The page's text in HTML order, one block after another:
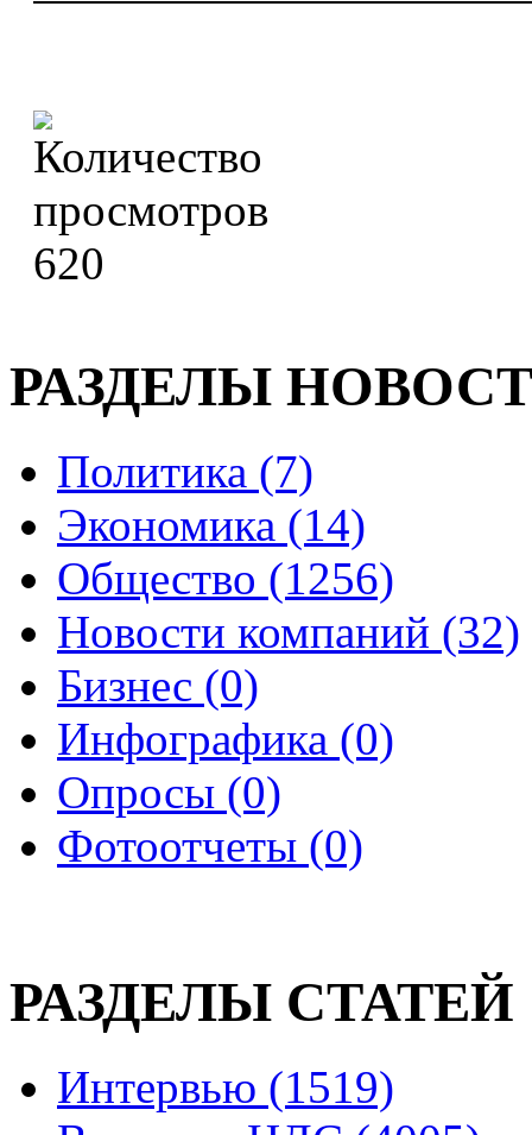
620
РАЗДЕЛЫ
Политика (7)
Экономика (14)
Общество (1256)
Новости компаний (32)
Бизнес (0)
Инфографика (0)
Опросы (0)
Фотоотчеты (0)
РАЗДЕЛЫ СТАТЕЙ
Интервью (1519)